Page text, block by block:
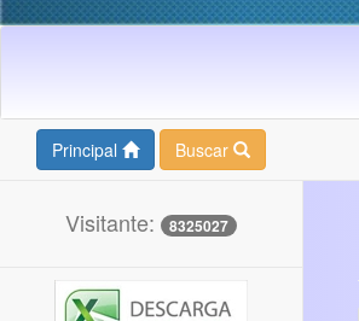
Principal Buscar
Visitante: 8325027